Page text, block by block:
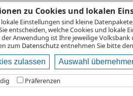
zu Cookies und lokalen
Einstellungen sind kleine
entscheiden, welche Cookies und lokale
Anwendung ist Ihre jeweilige Volksbank
zum Datenschutzentnehmen Sie bitte
zulassen Auswahl
Präferenzen